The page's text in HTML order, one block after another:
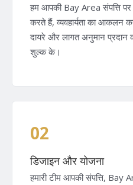
हम आपकी Bay Area संपत्ति पर
करते हैं, व्यवहार्यता का आकलन
दायरे और लागत अनुमान
शुल्क के।
02
डिजाइन और योजना
हमारी टीम आपकी संपत्ति,